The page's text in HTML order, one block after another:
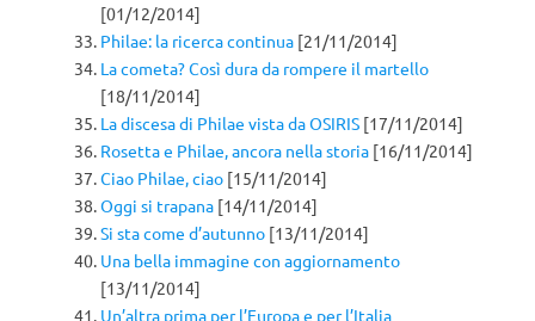
[01/12/2014]
Philae: la ricerca continua [21/11/2014]
La cometa? Così dura da rompere il martello
[18/11/2014]
La discesa di Philae vista da OSIRIS [17/11/2014]
Rosetta e Philae, ancora nella storia [16/11/2014]
Ciao Philae, ciao [15/11/2014]
Oggi si trapana [14/11/2014]
Si sta come d’autunno [13/11/2014]
Una bella immagine con aggiornamento
[13/11/2014]
Un’altra prima per l’Europa e per l’Italia